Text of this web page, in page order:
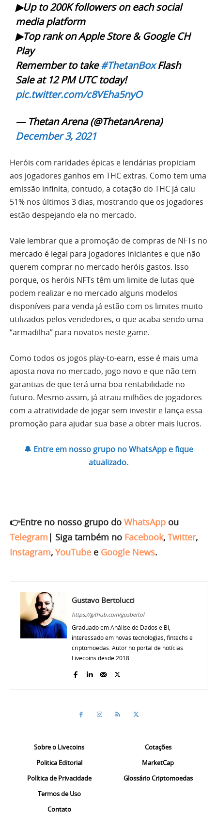
▶︎Up to 200K followers on each social
media platform
▶︎Top rank on Apple Store & Google CH
Play
Remember to take#ThetanBoxFlash
Sale at 12 PM UTC today!
pic.twitter.com/c8VEha5nyO
— Thetan Arena (@ThetanArena)
December 3, 2021
Heróis com raridades épicas e lendárias propiciam
aos jogadores ganhos em THC extras. Como tem uma
emissão infinita, contudo, a cotação do THC já caiu
51% nos últimos 3 dias, mostrando que os jogadores
estão despejando ela no mercado.
Vale lembrar que a promoção de compras de NFTs no
mercado é legal para jogadores iniciantes e que não
querem comprar no mercado heróis gastos. Isso
porque, os heróis NFTs têm um limite de lutas que
podem realizar e no mercado alguns modelos
disponíveis para venda já estão com os limites muito
utilizados pelos vendedores, o que acaba sendo uma
“armadilha” para novatos neste game.
Como todos os jogos play-to-earn, esse é mais uma
aposta nova no mercado, jogo novo e que não tem
garantias de que terá uma boa rentabilidade no
futuro. Mesmo assim, já atraiu milhões de jogadores
com a atratividade de jogar sem investir e lança essa
promoção para ajudar sua base a obter mais lucros.
🔔 Entre em nosso grupo no WhatsApp e fique
atualizado.
👉Entre no nosso grupo do WhatsApp ou
Telegram | Siga também no Facebook, Twitter,
Instagram, YouTube e Google News.
Gustavo Bertolucci
https://github.com/gusbertol
Graduado em Análise de Dados e BI,
interessado em novas tecnologias, fintechs e
criptomoedas. Autor no portal de notícias
Livecoins desde 2018.
Sobre o Livecoins
Politica Editorial
Política de Privacidade
Termos de Uso
Contato
Cotações
MarketCap
Glossário Criptomoedas